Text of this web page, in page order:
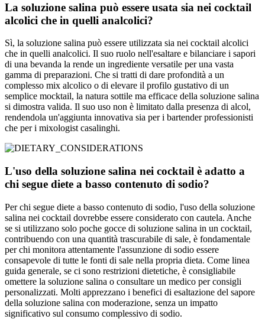
La soluzione salina può essere usata sia nei cocktail
alcolici che in quelli analcolici?
Sì, la soluzione salina può essere utilizzata sia nei cocktail alcolici
che in quelli analcolici. Il suo ruolo nell'esaltare e bilanciare i sapori
di una bevanda la rende un ingrediente versatile per una vasta
gamma di preparazioni. Che si tratti di dare profondità a un
complesso mix alcolico o di elevare il profilo gustativo di un
semplice mocktail, la natura sottile ma efficace della soluzione salina
si dimostra valida. Il suo uso non è limitato dalla presenza di alcol,
rendendola un'aggiunta innovativa sia per i bartender professionisti
che per i mixologist casalinghi.
L'uso della soluzione salina nei cocktail è adatto a
chi segue diete a basso contenuto di sodio?
Per chi segue diete a basso contenuto di sodio, l'uso della soluzione
salina nei cocktail dovrebbe essere considerato con cautela. Anche
se si utilizzano solo poche gocce di soluzione salina in un cocktail,
contribuendo con una quantità trascurabile di sale, è fondamentale
per chi monitora attentamente l'assunzione di sodio essere
consapevole di tutte le fonti di sale nella propria dieta. Come linea
guida generale, se ci sono restrizioni dietetiche, è consigliabile
omettere la soluzione salina o consultare un medico per consigli
personalizzati. Molti apprezzano i benefici di esaltazione del sapore
della soluzione salina con moderazione, senza un impatto
significativo sul consumo complessivo di sodio.